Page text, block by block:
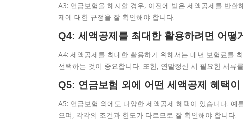
A3: 연금보험을 해지할 경우, 이전에 받은 세액공제를 반
제에 대한 규정을 잘 확인해야 합니다.
Q4: 세액공제를 최대한 활용하려면 어떻
A4: 세액공제를 최대한 활용하기 위해서는 매년 보험료를
선택하는 것이 중요합니다. 또한, 연말정산 시 필요한 서류
Q5: 연금보험 외에 어떤 세액공제 혜택이
A5: 연금보험 외에도 다양한 세액공제 혜택이 있습니다.
으며, 각각의 조건과 한도가 다르므로 잘 확인해야 합니다.